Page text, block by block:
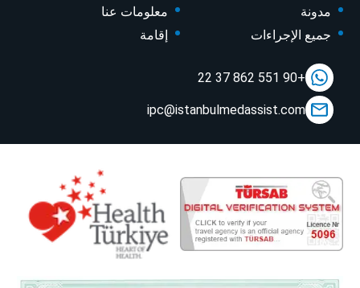
معلومات عنا
مدونة
إقامة
جميع الإجراءات
+90 551 862 37 22
ipc@istanbulmedassist.com